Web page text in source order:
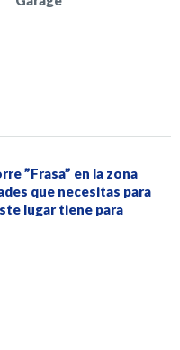
”Frasa” en la zona
que necesitas para
lugar tiene para